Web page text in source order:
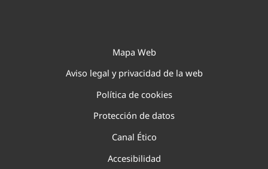
Mapa Web
Aviso legal y privacidad de la web
Política de cookies
Protección de datos
Canal Ético
Accesibilidad